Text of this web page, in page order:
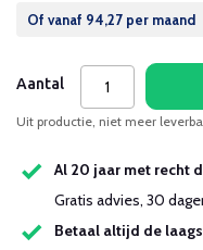
Of vanaf 94,27 per maand
Aantal
Uit productie, niet meer
Al 20 jaar met recht
Gratis advies, 30
Betaal altijd de